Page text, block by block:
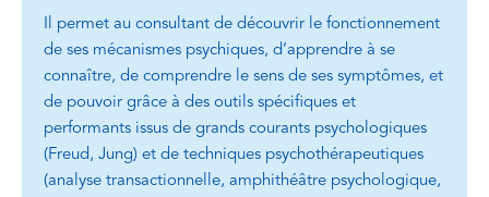
Il permet au consultant de découvrir le fonctionnement
de ses mécanismes psychiques, d’apprendre à se
connaître, de comprendre le sens de ses symptômes, et
de pouvoir grâce à des outils spécifiques et
performants issus de grands courants psychologiques
(Freud, Jung) et de techniques psychothérapeutiques
(analyse transactionnelle, amphithéâtre psychologique,